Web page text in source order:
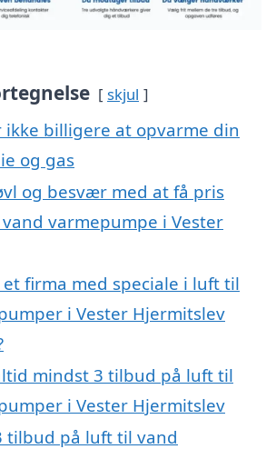
skjul
ikke billigere at opvarme din
og gas
og besvær med at få pris
varmepumpe i Vester
et firma med speciale i luft til
i Vester Hjermitslev
mindst 3 tilbud på luft til
i Vester Hjermitslev
tilbud på luft til vand